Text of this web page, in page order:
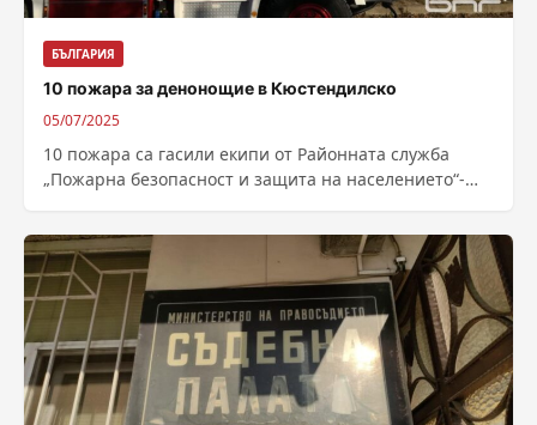
БЪЛГАРИЯ
10 пожара за денонощие в Кюстендилско
05/07/2025
10 пожара са гасили екипи от Районната служба
„Пожарна безопасност и защита на населението“-
пожарите...